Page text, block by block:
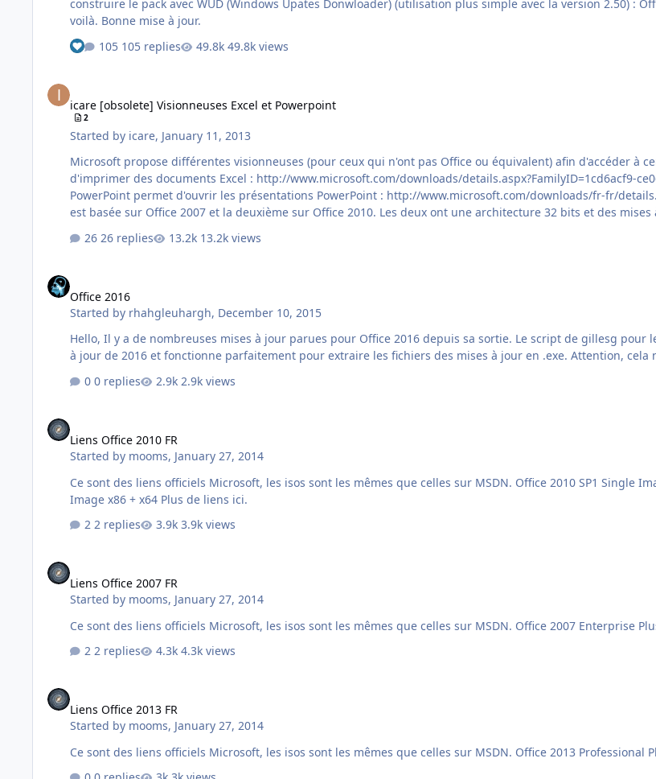
construire le pack avec WUD (Windows Upates Donwloader) (utilisation plus simple avec la version 2.50) : Office 2010 - septembre 2016 Office2010-sp2-x86-FRA-10-2017.ulz Et
voilà. Bonne mise à jour.
See who reacted "Like"
105 replies 49.8k views
icare [obsolete] Visionneuses Excel et Powerpoint
2
Started by icare, January 11, 2013
Microsoft propose différentes visionneuses (pour ceux qui n'ont pas Office ou équivalent) afin d'accéder à certains documents : - la
d'imprimer des documents Excel : http://www.microsoft.com/downloads/details.aspx?FamilyID=1cd6acf9-ce06-4e1c-
PowerPoint permet d'ouvrir les présentations PowerPoint : http://www.microsoft.com/downloads/fr-fr/
26 replies
13.2k views
Office 2016
Started by rhahgleuhargh, December 10, 2015
Hello, Il y a de nombreuses mises à jour parues pour Office 2016 depuis sa sortie. Le script de gillesg pour les versions 2010 et 2013 est facilement éditable pour gérer les mises
à jour de 2016 et fonctionne
0 replies
2.9k views
Liens Office 2010 FR
Started by mooms, January 27, 2014
Ce sont des liens officiels Microsoft, les isos sont les mêmes que celles sur MSDN. Office 2010 SP1 Single Image x86 Office 2010 SP1 Single Image x64 Office 2010 SP1 Single
Image x86 + x64 Plus de liens ici.
2 replies
3.9k views
Liens Office 2007 FR
Started by mooms, January 27, 2014
Ce sont des liens
2 replies
4.3k views
Liens Office 2013 FR
Started by mooms, January 27, 2014